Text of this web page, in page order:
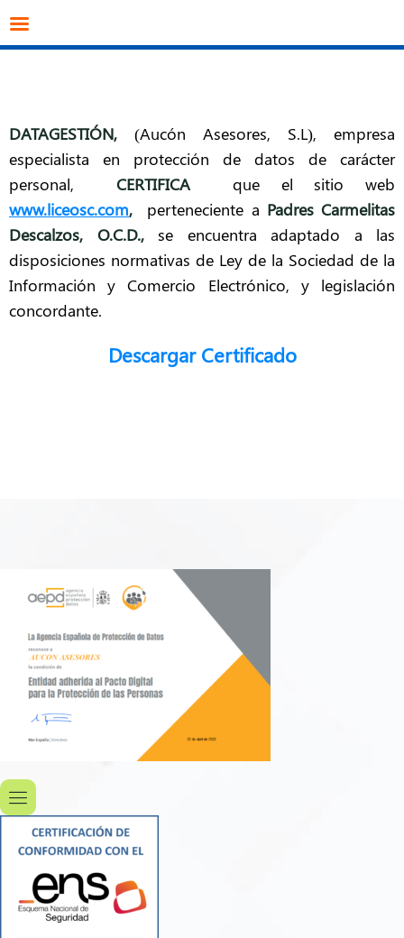
DATAGESTIÓN, (Aucón Asesores, S.L), empresa
especialista en protección de datos de carácter
personal,CERTIFICAque el sitio web
www.liceosc.com, perteneciente a Padres Carmelitas
Descalzos, O.C.D.,
se encuentra adaptado a las
disposiciones normativas de Ley de la Sociedad de la
Información y Comercio Electrónico, y legislación
concordante.
Descargar Certificado